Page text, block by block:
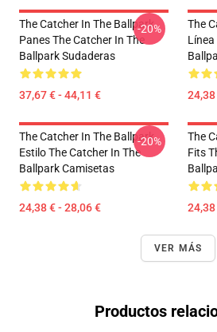
The Catcher In The Ballpark
Panes The Catcher In The
Ballpark Sudaderas
37,67 € - 44,11 €
-20%
The
Línea
The Catcher In The Ballpark
Estilo The Catcher In The
Ballpark Camisetas
24,38 € - 28,06 €
-20%
The
Fits
VER MÁS
Productos